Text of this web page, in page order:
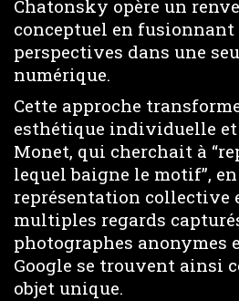
Chatonsky opère un
conceptuel en fusionnant
perspectives dans une
numérique.
Cette approche
esthétique individuelle
Monet, qui cherchait à
lequel baigne le motif”,
représentation collective
multiples regards
photographes anonymes
Google se trouvent ainsi
objet unique.